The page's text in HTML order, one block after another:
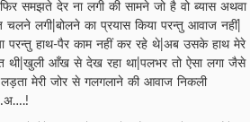
समझते देर ना लगी की सामने जो है वो ब्यास अथवा
लगी|बोलने का प्रयास किया परन्तु आवाज नहीं|
परन्तु हाथ-पैर काम नहीं कर रहे थे|अब उसके हाथ मेरे
थी|खुली आँख से देख रहा था|पलभर तो ऐसा लगा जैसे
मेरी जोर से गलगलाने की आवाज निकली